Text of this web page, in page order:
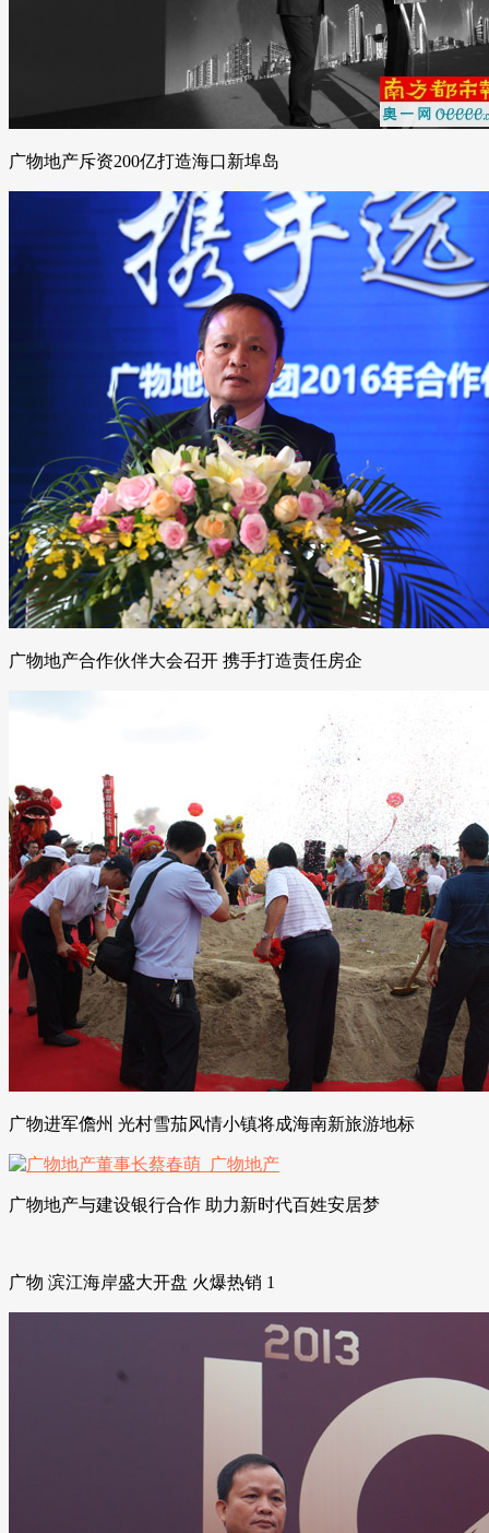
广物地产斥资200亿打造海口新埠岛
广物地产合作伙伴大会召开 携手打造责任房企
广物进军儋州 光村雪茄风情小镇将成海南新旅游地标
广物地产与建设银行合作 助力新时代百姓安居梦
广物 滨江海岸盛大开盘 火爆热销 1